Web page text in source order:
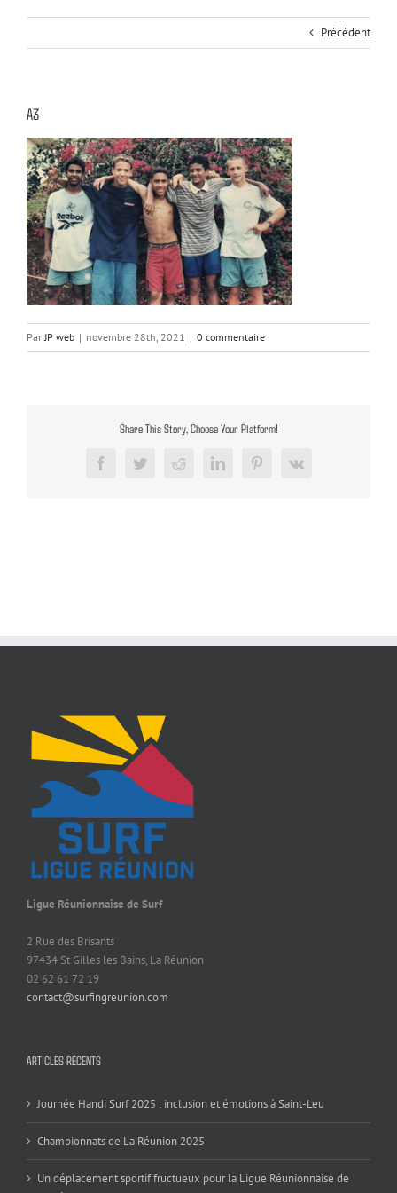
Précédent
A3
Par JP web | novembre 28th, 2021 | 0 commentaire
Share This Story, Choose Your Platform!
FacebookTwitterRedditLinkedInPinterest
Vk
Ligue Réunionnaise de Surf
2 Rue des Brisants
97434 St Gilles les Bains, La Réunion
02 62 61 72 19
contact@surfingreunion.com
ARTICLES RÉCENTS
Journée Handi Surf 2025 : inclusion et émotions à Saint-Leu
Championnats de La Réunion 2025
Un déplacement sportif fructueux pour la Ligue Réunionnaise de